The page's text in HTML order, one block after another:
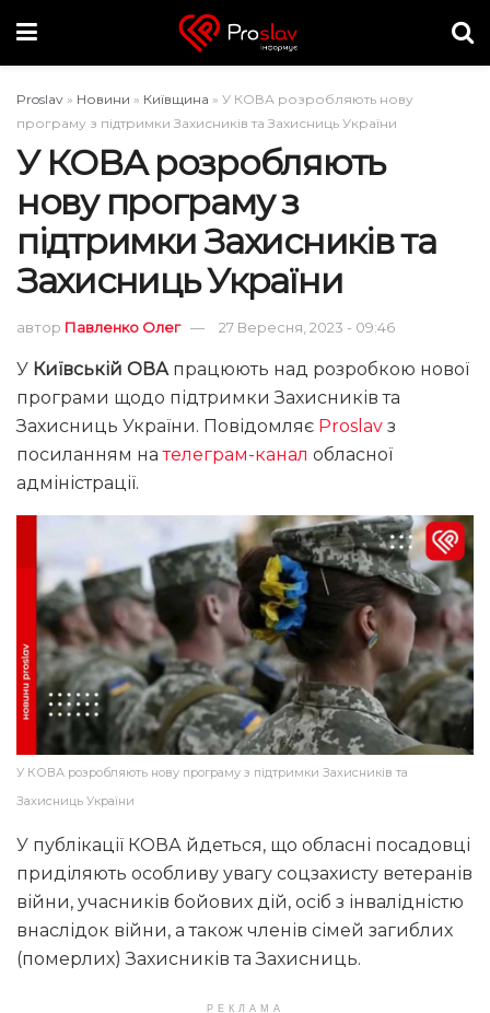
Proslav » Новини » Київщина » У КОВА розробляють нову
програму з підтримки Захисників та Захисниць України
У КОВА розробляють
нову програму з
підтримки Захисників та
Захисниць України
автор Павленко Олег 27 Вересня, 2023 - 09:46
У Київській ОВА працюють над розробкою нової
програми щодо підтримки Захисників та
Захисниць України. Повідомляє Proslav з
посиланням нателеграм-канал обласної
адміністрації.
У КОВА розробляють нову програму з підтримки Захисників та
Захисниць України
У публікації КОВА йдеться, що обласні посадовці
приділяють особливу увагу соцзахисту ветеранів
війни, учасників бойових дій, осіб з інвалідністю
внаслідок війни, а також членів сімей загиблих
(померлих) Захисників та Захисниць.
РЕКЛАМА